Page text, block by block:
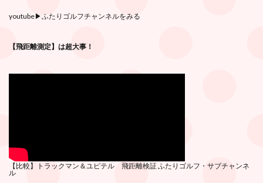
youtube▶︎ふたりゴルフチャンネルをみる
【飛距離測定】は超大事！
【比較】トラックマン＆ユピテル 飛距離検証ふたりゴルフ・サブチ ャンネ
ル